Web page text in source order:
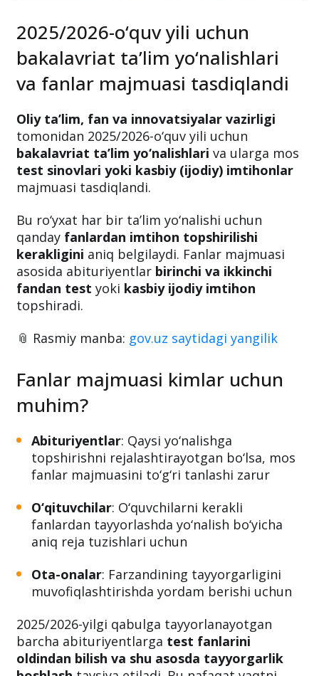
2025/2026-o‘quv yili uchun
bakalavriat ta’lim yo‘nalishlari
va fanlar majmuasi tasdiqlandi
Oliy ta’lim, fan va innovatsiyalar vazirligi
tomonidan 2025/2026-o‘quv yili uchun
bakalavriat ta’lim yo‘nalishlari va ularga mos
test sinovlari yoki kasbiy (ijodiy) imtihonlar
majmuasi tasdiqlandi.
Bu ro‘yxat har bir ta’lim yo‘nalishi uchun
qanday fanlardan imtihon topshirilishi
kerakligini aniq belgilaydi. Fanlar majmuasi
asosida abituriyentlar birinchi va ikkinchi
fandan test yoki kasbiy ijodiy imtihon
topshiradi.
📎 Rasmiy manba: gov.uz saytidagi yangilik
Fanlar majmuasi kimlar uchun
muhim?
Abituriyentlar: Qaysi yo‘nalishga
topshirishni rejalashtirayotgan bo‘lsa, mos
fanlar majmuasini to‘g‘ri tanlashi zarur
O‘qituvchilar: O‘quvchilarni kerakli
fanlardan tayyorlashda yo‘nalish bo‘yicha
aniq reja tuzishlari uchun
Ota-onalar: Farzandining tayyorgarligini
muvofiqlashtirishda yordam berishi uchun
2025/2026-yilgi qabulga tayyorlanayotgan
barcha abituriyentlarga test fanlarini
oldindan bilish va shu asosda tayyorgarlik